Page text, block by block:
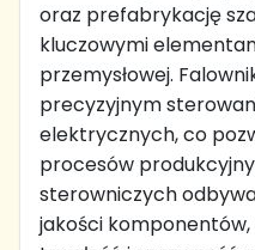
oraz prefabrykację
kluczowymi
przemysłowej.
precyzyjnym
elektrycznych, co
procesów
sterowniczych
jakości